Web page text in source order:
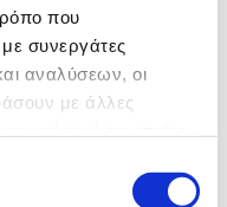
που
με συνεργάτες
αναλύσεων, οι
με άλλες